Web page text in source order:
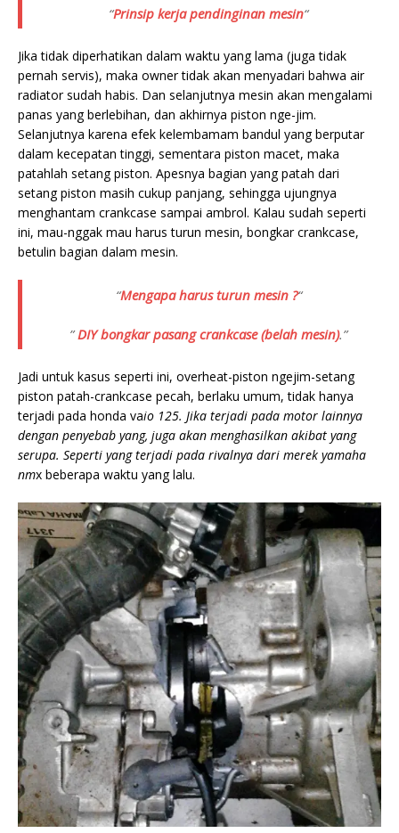
“Prinsip kerja pendinginan mesin“
Jika tidak diperhatikan dalam waktu yang lama (juga tidak
pernah servis), maka owner tidak akan menyadari bahwa air
radiator sudah habis. Dan selanjutnya mesin akan mengalami
panas yang berlebihan, dan akhirnya piston nge-jim.
Selanjutnya karena efek kelembamam bandul yang berputar
dalam kecepatan tinggi, sementara piston macet, maka
patahlah setang piston. Apesnya bagian yang patah dari
setang piston masih cukup panjang, sehingga ujungnya
menghantam crankcase sampai ambrol. Kalau sudah seperti
ini, mau-nggak mau harus turun mesin, bongkar crankcase,
betulin bagian dalam mesin.
“Mengapa harus turun mesin ?“
”DIY bongkar pasang crankcase (belah mesin).”
Jadi untuk kasus seperti ini, overheat-piston ngejim-setang
piston patah-crankcase pecah, berlaku umum, tidak hanya
terjadi pada honda vaio 125. Jika terjadi pada motor lainnya
dengan penyebab yang, juga akan menghasilkan akibat yang
serupa. Seperti yang terjadi pada rivalnya dari merek yamaha
nmx beberapa waktu yang lalu.